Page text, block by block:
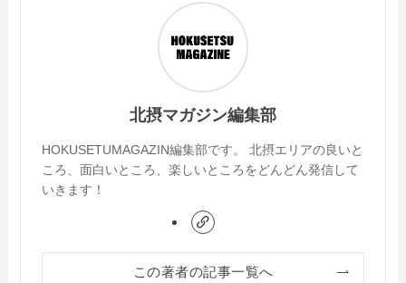
北摂マガジン編集部
HOKUSETUMAGAZIN編集部です。 北摂エリアの良いと
ころ、面白いところ、楽しいところをどんどん発信して
いきます！
この著者の記事一覧へ